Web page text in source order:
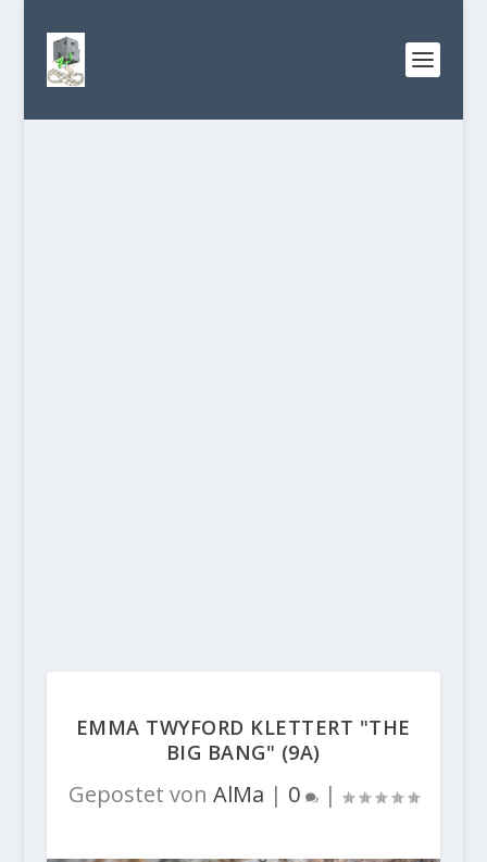
EMMA TWYFORD KLETTERT "THE
BIG BANG" (9A)
Gepostet von AlMa | 0 |